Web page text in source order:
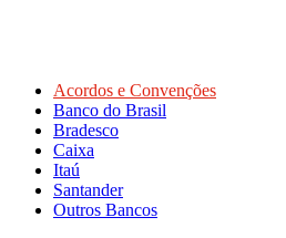
Acordos e Convenções
Banco do Brasil
Bradesco
Caixa
Itaú
Santander
Outros Bancos